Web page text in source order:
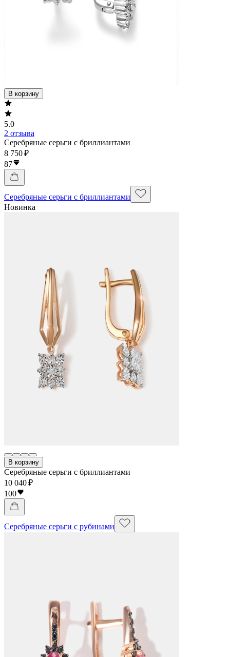
В корзину
5.0
2 отзыва
Серебряные серьги с бриллиантами
8 750 ₽
87
Серебряные серьги с бриллиантами
Новинка
В корзину
Серебряные серьги с бриллиантами
10 040 ₽
100
Серебряные серьги с рубинами